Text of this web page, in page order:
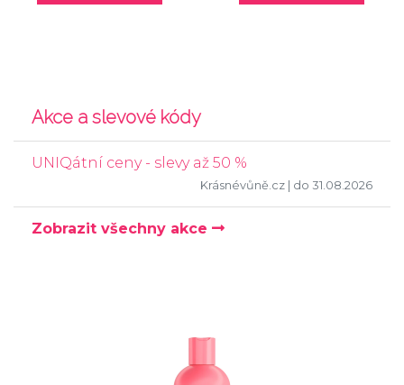
Akce a slevové kódy
UNIQátní ceny - slevy až 50 %
Krásnévůně.cz | do 31.08.2026
Zobrazit všechny akce